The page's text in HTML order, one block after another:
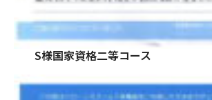
S様国家資格二等コース